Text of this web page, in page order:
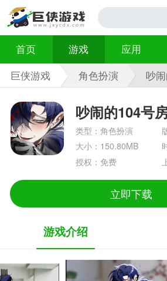
首页 游戏 应用
巨侠游戏
角色扮演 吵
吵闹的104号
类型：角色扮演
大小：150.80MB
授权：免费
立即下载
游戏介绍